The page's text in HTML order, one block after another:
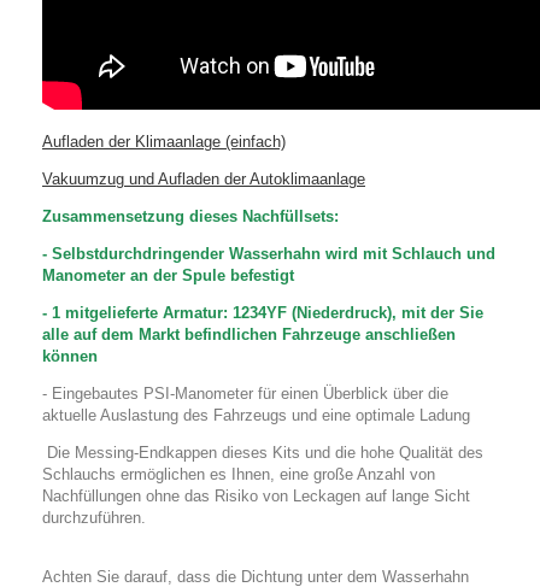
Aufladen der Klimaanlage (einfach)
Vakuumzug und Aufladen der Autoklimaanlage
Zusammensetzung dieses Nachfüllsets:
- Selbstdurchdringender Wasserhahn wird mit Schlauch und
Manometer an der Spule befestigt
- 1 mitgelieferte Armatur: 1234YF (Niederdruck), mit der Sie
alle auf dem Markt befindlichen Fahrzeuge anschließen
können
- Eingebautes PSI-Manometer für einen Überblick über die
aktuelle Auslastung des Fahrzeugs und eine optimale Ladung
Die Messing-Endkappen dieses Kits und die hohe Qualität des
Schlauchs ermöglichen es Ihnen, eine große Anzahl von
Nachfüllungen ohne das Risiko von Leckagen auf lange Sicht
durchzuführen.
Achten Sie darauf, dass die Dichtung unter dem Wasserhahn